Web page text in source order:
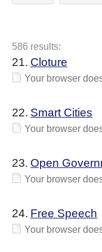
586 results:
21. Cloture
Your browser
22. Smart Cities
Your browser
23. Open
Your browser
24. Free Speech
Your browser